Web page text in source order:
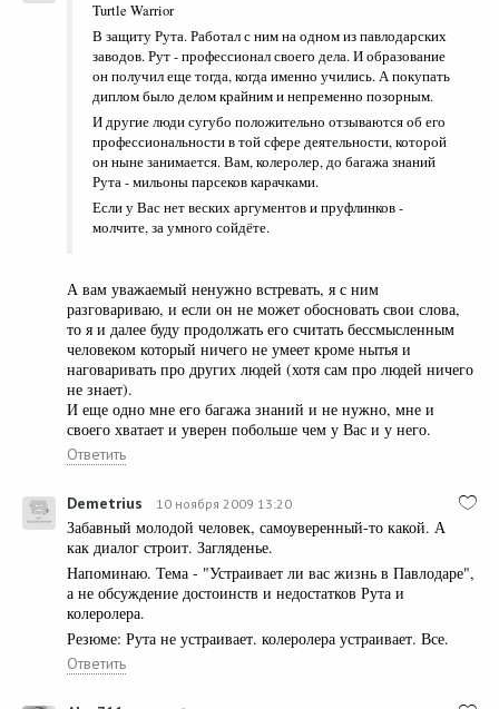
Turtle Warrior
В защиту Рута. Работал с ним на одном из павлодарских
заводов. Рут - профессионал своего дела. И образование
он получил еще тогда, когда именно учились. А покупать
диплом было делом крайним и непременно позорным.
И другие люди сугубо положительно отзываются об его
профессиональности в той сфере деятельности, которой
он ныне занимается. Вам, колеролер, до багажа знаний
Рута - мильоны парсеков карачками.
Если у Вас нет веских аргументов и пруфлинков -
молчите, за умного сойдёте.
А вам уважаемый ненужно встревать, я с ним
разговариваю, и если он не может обосновать свои слова,
то я и далее буду продолжать его считать бессмысленным
человеком который ничего не умеет кроме нытья и
наговаривать про других людей (хотя сам про людей ничего
не знает).
И еще одно мне его багажа знаний и не нужно, мне и
своего хватает и уверен побольше чем у Вас и у него.
Ответить
Demetrius 10 ноября 2009 13:20
Забавный молодой человек, самоуверенный-то какой. А
как диалог строит. Загляденье.
Напоминаю. Тема - "Устраивает ли вас жизнь в Павлодаре",
а не обсуждение достоинств и недостатков Рута и
колеролера.
Резюме: Рута не устраивает. колеролера устраивает. Все.
Ответить